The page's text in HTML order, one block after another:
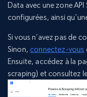
Data avec une zone API
configurées, ainsi
Si vous n’avez pas de
Sinon,connectez-vous
Ensuite, accédez à la
scraping) et consultez